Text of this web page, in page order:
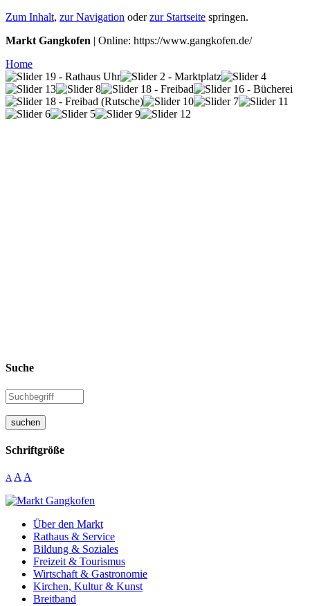
Zum Inhalt, zur Navigation oderzur Startseite springen.
Markt Gangkofen | Online: https://www.gangkofen.de/
Home
Suche
suchen
Schriftgröße
A A A
Über den Markt
Rathaus & Service
Bildung & Soziales
Freizeit & Tourismus
Wirtschaft & Gastronomie
Kirchen, Kultur & Kunst
Breitband